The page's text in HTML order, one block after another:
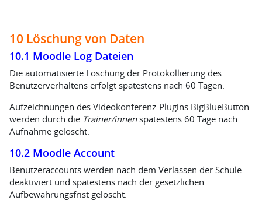
10 Löschung von Daten
10.1 Moodle Log Dateien
Die automatisierte Löschung der Protokollierung des
Benutzerverhaltens erfolgt spätestens nach 60 Tagen.
Aufzeichnungen des Videokonferenz-Plugins BigBlueButton
werden durch die Trainer/innenspätestens 60 Tage nach
Aufnahme gelöscht.
10.2 Moodle Account
Benutzeraccounts werden nach dem Verlassen der Schule
deaktiviert und spätestens nach der gesetzlichen
Aufbewahrungsfrist gelöscht.